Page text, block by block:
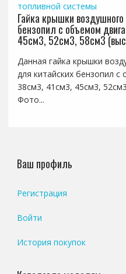
топливной системы
Гайка крышки
бензопил с объемом
45см3, 52см3, 58см3
Данная гайка крышки
для китайских бензопил
38см3, 41см3, 45см3,
Фото...
Ваш профиль
Регистрация
Войти
История покупок